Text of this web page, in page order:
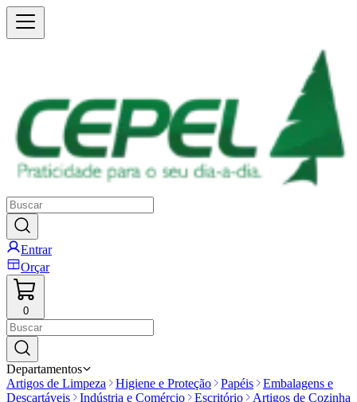
Entrar
Orçar
0
Departamentos
Artigos de Limpeza
Higiene e Proteção Papéis
Embalagens e
Descartáveis
Indústria e Comércio Escritório
Artigos de Cozinha